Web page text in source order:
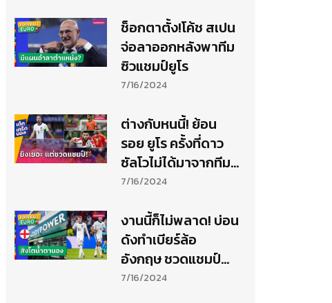
ช็อกตาตั้ง!โค้ช สเปน
จ่อลาออกหลังพาทีม
ซิวแชมป์ยูโร
7/16/2024
ต่างกับหนนี้! ย้อน
รอย ยูโร ครั้งที่ดาว
ซัลโวไม่ได้มาจากทีม
แชมป์
7/16/2024
งานนี้ก็ไม่พลาด! บ่อน
ดังทำเบียร์ล้อ
อังกฤษ ชวดแชมป์
ยูโร 2024 (มีคลิป)
7/16/2024